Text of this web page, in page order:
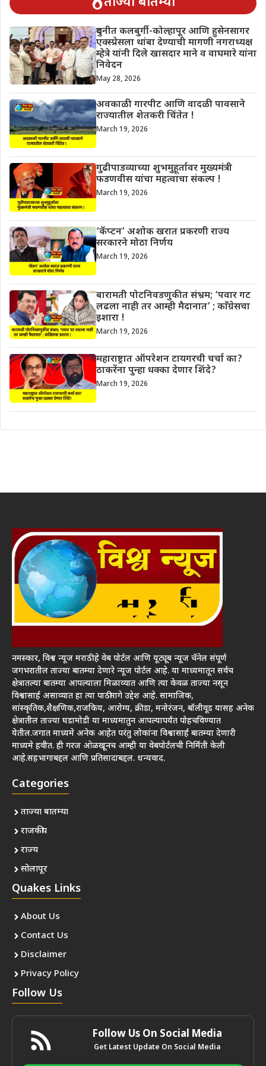
दुधनीत कलबुर्गी-कोल्हापूर आणि हुसेनसागर
एक्स्प्रेसला थांबा देण्याची मागणी नगराध्यक्ष
म्हेत्रे यांनी दिले खासदार माने व वाघमारे यांना
निवेदन
May 28, 2026
अवकाळी गारपीट आणि वादळी पावसाने
राज्यातील शेतकरी चिंतेत !
March 19, 2026
गुढीपाडव्याच्या शुभमुहूर्तावर मुख्यमंत्री
फडणवीस यांचा महत्वाचा संकल्प !
March 19, 2026
‘कॅप्टन’ अशोक खरात प्रकरणी राज्य
सरकारने मोठा निर्णय
March 19, 2026
बारामती पोटनिवडणुकीत संभ्रम; ‘पवार गट
लढला नाही तर आम्ही मैदानात’ ; काँग्रेसचा
इशारा !
March 19, 2026
महाराष्ट्रात ऑपरेशन टायगरची चर्चा का?
ठाकरेंना पुन्हा धक्का देणार शिंदे?
March 19, 2026
नमस्कार, विश्व न्यूज मराठी हे वेब पोर्टल आणि यूट्यूब न्यूज चॅनेल संपूर्ण
जगभरातील ताज्या बातम्या देणारे न्यूज पोर्टल आहे. या माध्यमातून सर्वच
क्षेत्रातल्या बातम्या आपल्याला मिळाव्यात आणि त्या केवळ ताज्या नसून
विश्वासार्ह असाव्यात हा त्या पाठीमागे उद्देश आहे. सामाजिक,
सांस्कृतिक,शैक्षणिक,राजकिय, आरोग्य, क्रीडा, मनोरंजन, बॉलीवूड यासह अनेक
क्षेत्रातील ताज्या घडामोडी या माध्यमातुन आपल्यापर्यंत पोहचविण्यात
येतील.जगात माध्यमे अनेक आहेत परंतु लोकांना विश्वासार्ह बातम्या देणारी
माध्यमे हवीत. ही गरज ओळखूनच आम्ही या वेबपोर्टलची निर्मिती केली
आहे.सहभागाबद्दल आणि प्रतिसादाबद्दल. धन्यवाद.
Categories
ताज्या बातम्या
राजकीय
राज्य
सोलापूर
Quakes Links
About Us
Contact Us
Disclaimer
Privacy Policy
Follow Us
Follow Us On Social Media
Get Latest Update On Social Media